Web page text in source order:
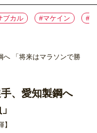
ブカル #マケイン #
へ 「将来はマラソンで勝
、愛知製鋼へ
】